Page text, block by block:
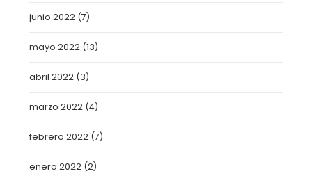
junio 2022 (7)
mayo 2022 (13)
abril 2022 (3)
marzo 2022 (4)
febrero 2022 (7)
enero 2022 (2)